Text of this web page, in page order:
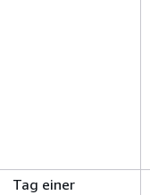
Tag einer